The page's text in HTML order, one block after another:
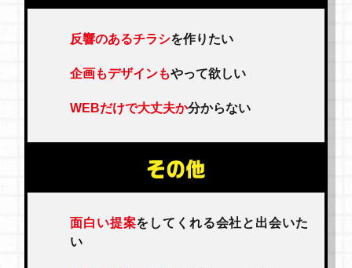
面白い提案をしてくれる会社と出会いた
い
反響のあるチラシを作りたい
企画もデザインもやって欲しい
WEBだけで大丈夫か分からない